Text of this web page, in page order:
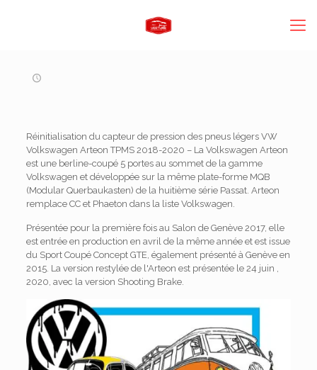
Réinitialisation du capteur de pression des pneus légers VW
Volkswagen Arteon TPMS 2018-2020 – La Volkswagen Arteon
est une berline-coupé 5 portes au sommet de la gamme
Volkswagen et développée sur la même plate-forme MQB
(Modular Querbaukasten) de la huitième série Passat. Arteon
remplace CC et Phaeton dans la liste Volkswagen.
Présentée pour la première fois au Salon de Genève 2017, elle
est entrée en production en avril de la même année et est issue
du Sport Coupé Concept GTE, également présenté à Genève en
2015. La version restylée de l'Arteon est présentée le 24 juin ,
2020, avec la version Shooting Brake.